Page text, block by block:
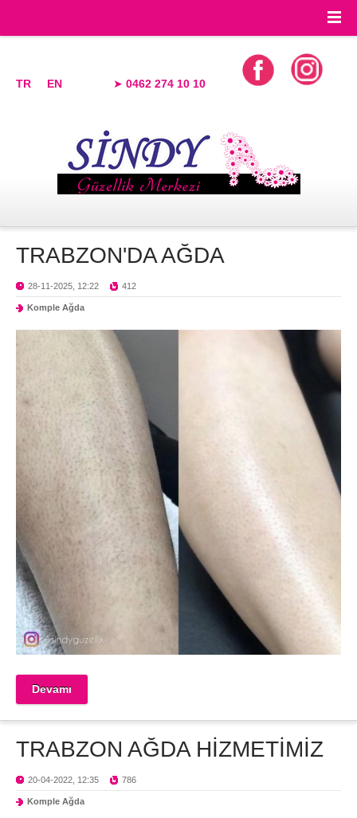
TR EN ➤ 0462 274 10 10
TRABZON'DA AĞDA
28-11-2025, 12:22 412
Komple Ağda
Devamı
TRABZON AĞDA HİZMETİMİZ
20-04-2022, 12:35 786
Komple Ağda